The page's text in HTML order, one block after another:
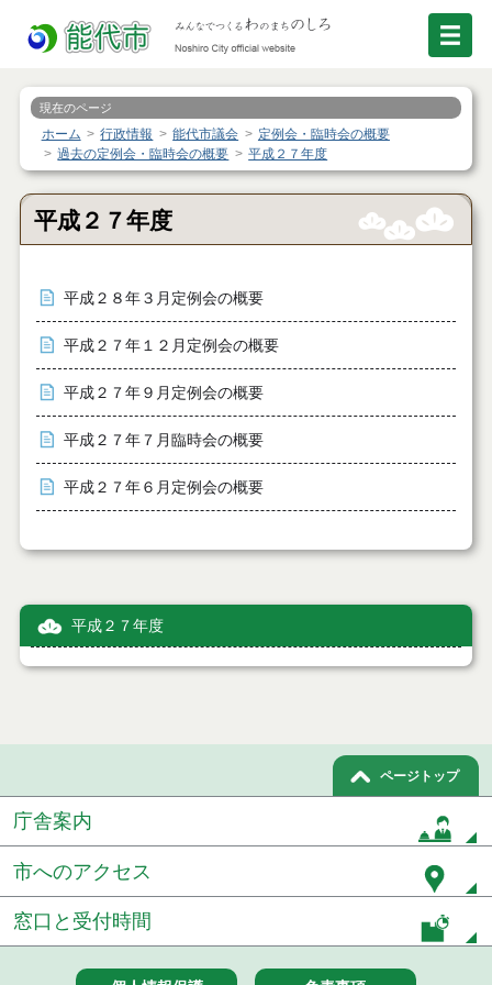
現在のページ
ホーム 行政情報 能代市議会
定例会・臨時会の概要
過去の定例会・臨時会の概要
平成２７年度
平成２７年度
平成２８年３月定例会の概要
平成２７年１２月定例会の概要
平成２７年９月定例会の概要
平成２７年７月臨時会の概要
平成２７年６月定例会の概要
平成２７年度
ページトップ
庁舎案内
市へのアクセス
窓口と受付時間